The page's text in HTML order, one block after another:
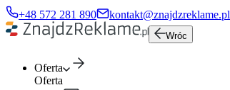
+48 572 281 890 kontakt@znajdzreklame.pl
Wróc
Oferta
Oferta